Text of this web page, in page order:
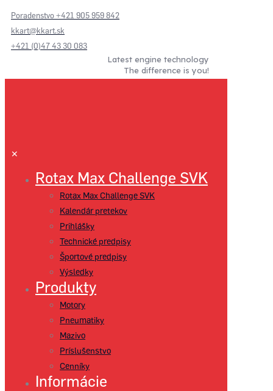
Poradenstvo +421 905 959 842
kkart@kkart.sk
+421 (0)47 43 30 083
Latest engine technology
The difference is you!
✕
Rotax Max Challenge SVK
Rotax Max Challenge SVK
Kalendár pretekov
Prihlášky
Technické predpisy
Športové predpisy
Výsledky
Produkty
Motory
Pneumatiky
Mazivo
Príslušenstvo
Cenníky
Informácie